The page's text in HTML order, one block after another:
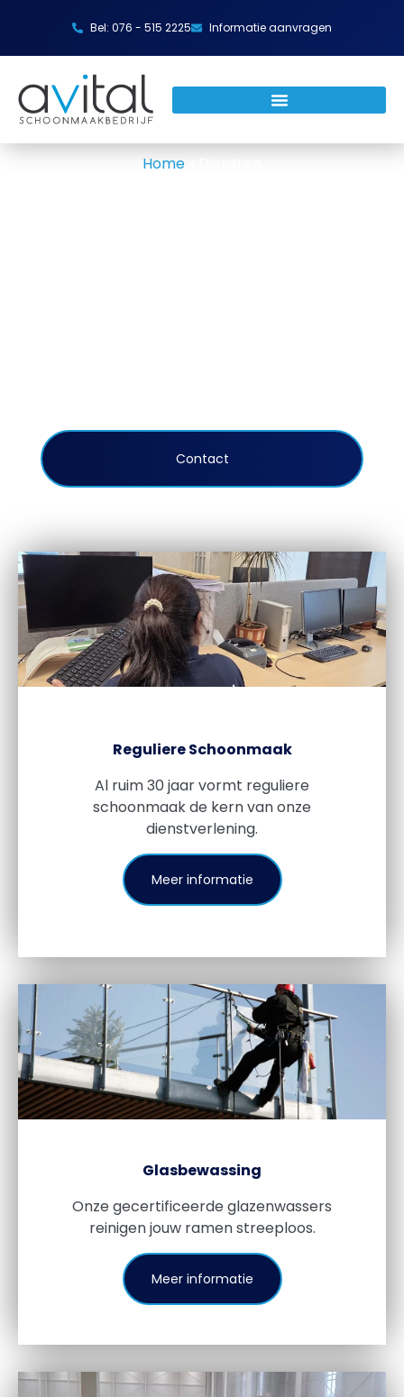
Bel: 076 - 515 2225 Informatie aanvragen
Home
Contact
Reguliere Schoonmaak
Al ruim 30 jaar vormt reguliere
schoonmaak de kern van onze
dienstverlening.
Meer informatie
Glasbewassing
Onze gecertificeerde glazenwassers
reinigen jouw ramen streeploos.
Meer informatie